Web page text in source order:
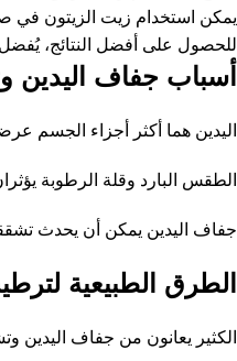
يمكن استخدام زيت الزيتون في
للحصول على أفضل النتائج،
أسباب جفاف اليدين
اليدين هما أكثر أجزاء الجسم
الطقس البارد وقلة الرطوبة
جفاف اليدين يمكن أن يحدث
الطرق الطبيعية
الكثير يعانون من جفاف اليدين